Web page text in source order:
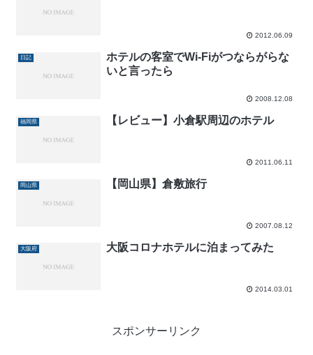
2012.06.09
日記
ホテルの客室でWi-Fiがつならがらな
いと言ったら
2008.12.08
福岡県 【レビュー】小倉駅周辺のホテル
2011.06.11
岡山県 【岡山県】倉敷旅行
2007.08.12
大阪府 大阪コロナホテルに泊まってみた
2014.03.01
スポンサーリンク